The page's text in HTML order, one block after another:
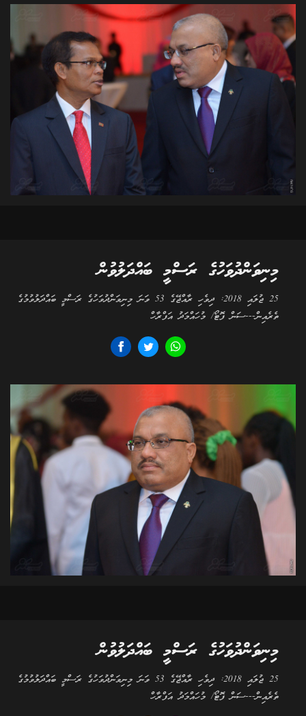
މިނިވަންދުވަހުގެ ރަސްމީ ބައްދަލުވުން
25 ޖުލައި 2018: ދިވެހި ރާއްޖޭގެ 53 ވަނަ މިނިވަންދުވަހުގެ ރަސްމީ ބައްދަލުވުމުގެ
ތެރެއިން---ސަން ފޮޓޯ/ މުހައްމަދު އަފްރާހް
މިނިވަންދުވަހުގެ ރަސްމީ ބައްދަލުވުން
25 ޖުލައި 2018: ދިވެހި ރާއްޖޭގެ 53 ވަނަ މިނިވަންދުވަހުގެ ރަސްމީ ބައްދަލުވުމުގެ
ތެރެއިން---ސަން ފޮޓޯ/ މުހައްމަދު އަފްރާހް